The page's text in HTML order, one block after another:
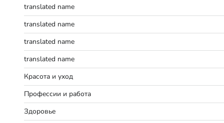
translated name
translated name
translated name
translated name
Красота и уход
Профессии и работа
Здоровье